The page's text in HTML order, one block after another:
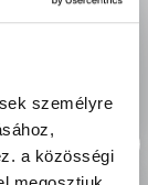
személyre
a közösségi